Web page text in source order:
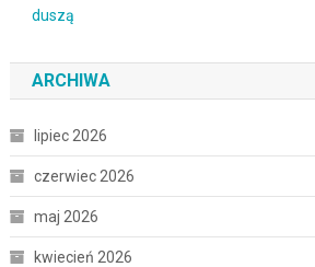
ARCHIWA
lipiec 2026
czerwiec 2026
maj 2026
kwiecień 2026